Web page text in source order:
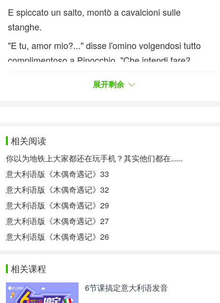
E spiccato un salto, montò a cavalcioni sulle
stanghe.
"E tu, amor mio?..." disse l'omino volgendosi tutto
complimentoso a Pinocchio. "Che intendi fare?
"Io rimango", rispose Pinocchio. "Io voglio
perbene."
"Buon pro ti faccia!"
"Pinocchio!" disse allora Lucignolo. "Dai retta a me:
vieni via con noi e staremo allegri."
"No, no, no!"
"Vieni via con noi e staremo allegri", gridarono altre
quattro voci di dentro al carro.
insieme un centinaio di voci di dentro al carro.
"E se vengo con voi, che cosa dirà la mia buona
展开剩余
相关阅读
你以为地铁上大家都还在玩手机？其实他们都在......
意大利语版《木偶奇遇记》33
意大利语版《木偶奇遇记》32
意大利语版《木偶奇遇记》29
意大利语版《木偶奇遇记》27
意大利语版《木偶奇遇记》26
相关课程
6节课搞定意大利语发音